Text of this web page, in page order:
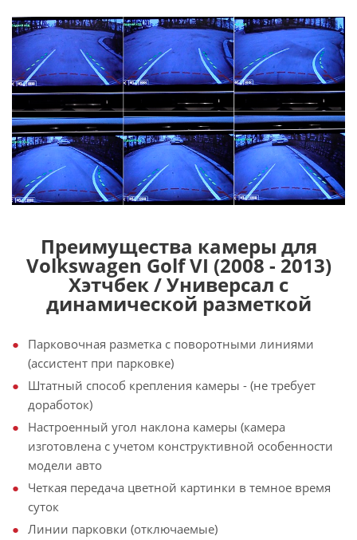
Преимущества камеры для
Volkswagen Golf VI (2008 - 2013)
Хэтчбек / Универсал с
динамической разметкой
Парковочная разметка с поворотными линиями
(ассистент при парковке)
Штатный способ крепления камеры - (не требует
доработок)
Настроенный угол наклона камеры (камера
изготовлена с учетом конструктивной особенности
модели авто
Четкая передача цветной картинки в темное время
суток
Линии парковки (отключаемые)